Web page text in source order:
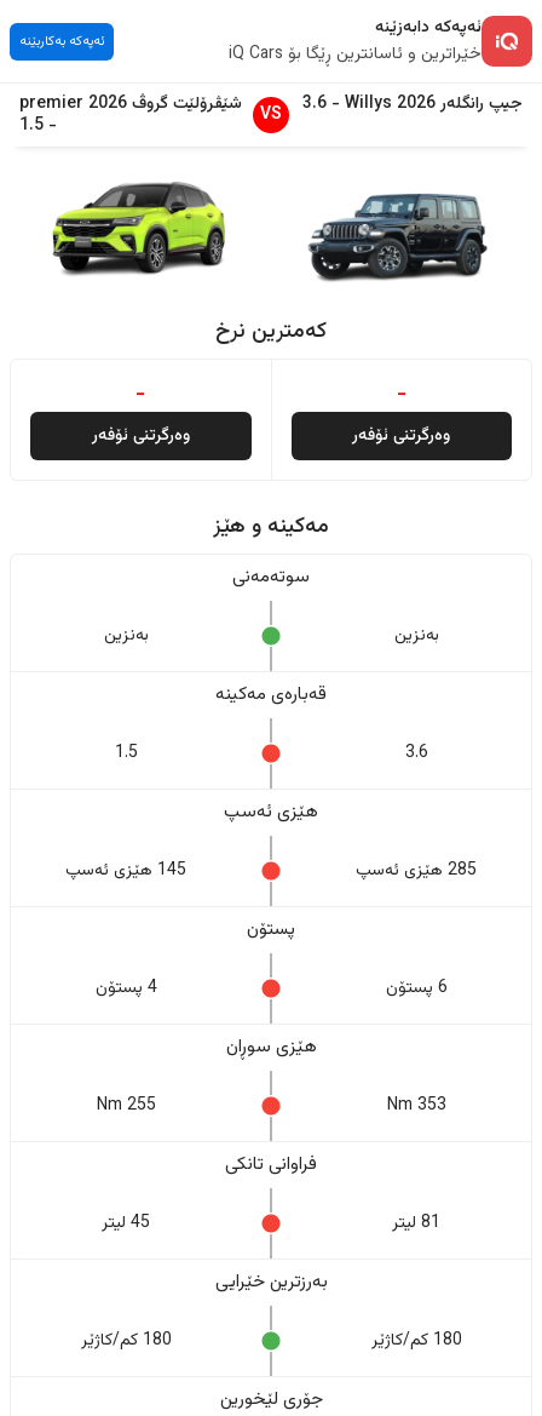
ئەپەکە دابەزێنە
خێراترین و ئاسانترین ڕێگا بۆ iQ Cars
ئەپەکە بەکاربێنە
جیپ رانگلەر2026
Willys
-
3.6
VS شێڤرۆلێتگروڤ2026
premier
-
1.5
کەمترین نرخ
-
وەرگرتنی ئۆفەر
-
وەرگرتنی ئۆفەر
مەکینە و هێز
سوتەمەنی
بەنزین بەنزین
قەبارەی مەکینە
3.6
1.5
هێزی ئەسپ
285 هێزی ئەسپ 145 هێزی ئەسپ
پستۆن
6 پستۆن 4 پستۆن
هێزی سوڕان
353 Nm
255 Nm
فراوانی تانکی
81 لیتر 45 لیتر
بەرزترین خێرایی
180 کم/کاژێر 180 کم/کاژێر
جۆری لێخورین